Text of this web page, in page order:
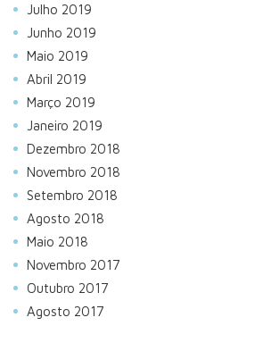
Julho 2019
Junho 2019
Maio 2019
Abril 2019
Março 2019
Janeiro 2019
Dezembro 2018
Novembro 2018
Setembro 2018
Agosto 2018
Maio 2018
Novembro 2017
Outubro 2017
Agosto 2017